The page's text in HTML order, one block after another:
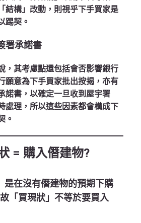
結構」改動，則視乎下手買家是
踢契。
署承諾書
，其考慮點還包括會否影響銀行
願意為下手買家批出按揭，亦有
諾書，以確定一旦收到屋宇署
處理，所以這些因素都會構成下
。
= 購入僭建物?
是在沒有僭建物的預期下購
「買現狀」不等於要買入